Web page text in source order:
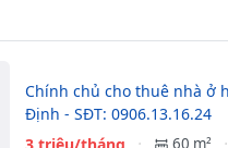
Chính chủ cho thuê nhà ở
Định - SĐT: 0906.13.16.24
3 triệu/tháng
60 m²